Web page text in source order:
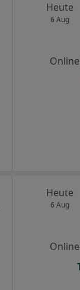
Heute
6 Aug
Heute
6 Aug